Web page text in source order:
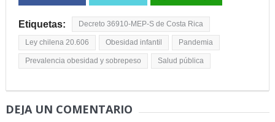
Etiquetas: Decreto 36910-MEP-S de Costa Rica
Ley chilena 20.606 Obesidad infantil Pandemia
Prevalencia obesidad y sobrepeso Salud pública
DEJA UN COMENTARIO